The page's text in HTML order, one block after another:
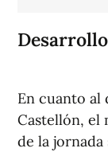
En cuanto al
Castellón, el
de la